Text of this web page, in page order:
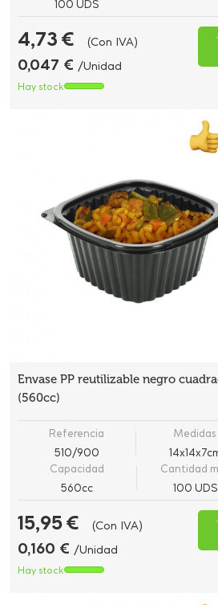
100 UDS
4,73 € (Con IVA)
0,047 € /Unidad
Hay stock
Envase PP reutilizable negro
(560cc)
Referencia
510/900
Medidas
Capacidad
560cc
Cantidad
100 UDS
15,95 € (Con IVA)
0,160 € /Unidad
Hay stock